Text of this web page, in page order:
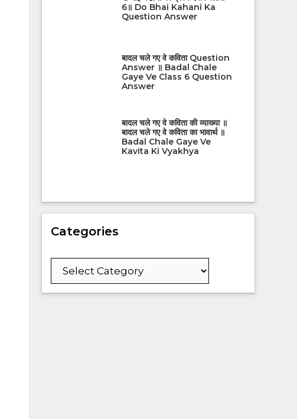
6॥ Do Bhai Kahani Ka
Question Answer
बादल चले गए वे कविता Question
Answer ॥ Badal Chale
Gaye Ve Class 6 Question
Answer
बादल चले गए वे कविता की व्याख्या ॥
बादल चले गए वे कविता का भावार्थ ॥
Badal Chale Gaye Ve
Kavita Ki Vyakhya
Categories
Categories